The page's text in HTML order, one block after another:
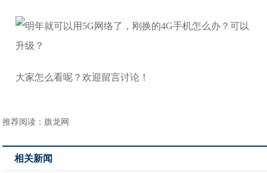
大家怎么看呢？欢迎留言讨论！
推荐阅读：旗龙网
相关新闻